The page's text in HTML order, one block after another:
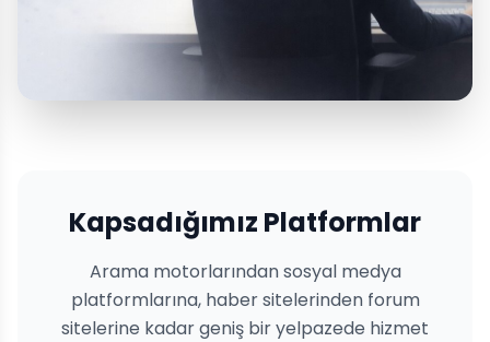
Kapsadığımız Platformlar
Arama motorlarından sosyal medya
platformlarına, haber sitelerinden forum
sitelerine kadar geniş bir yelpazede hizmet